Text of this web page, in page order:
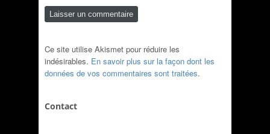
Ce site utilise Akismet pour réduire les
indésirables. En savoir plus sur la façon dont les
données de vos commentaires sont traitées.
Contact